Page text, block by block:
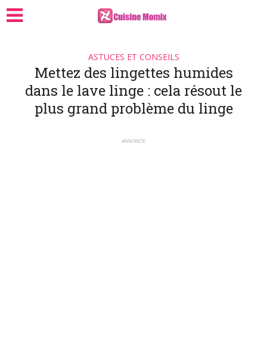
ASTUCES ET CONSEILS
Mettez des lingettes humides
dans le lave linge : cela résout le
plus grand problème du linge
ANNONCE